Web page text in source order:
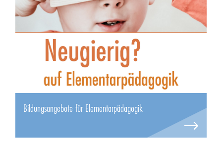
Bildungsangebote für Elementarpädagogik